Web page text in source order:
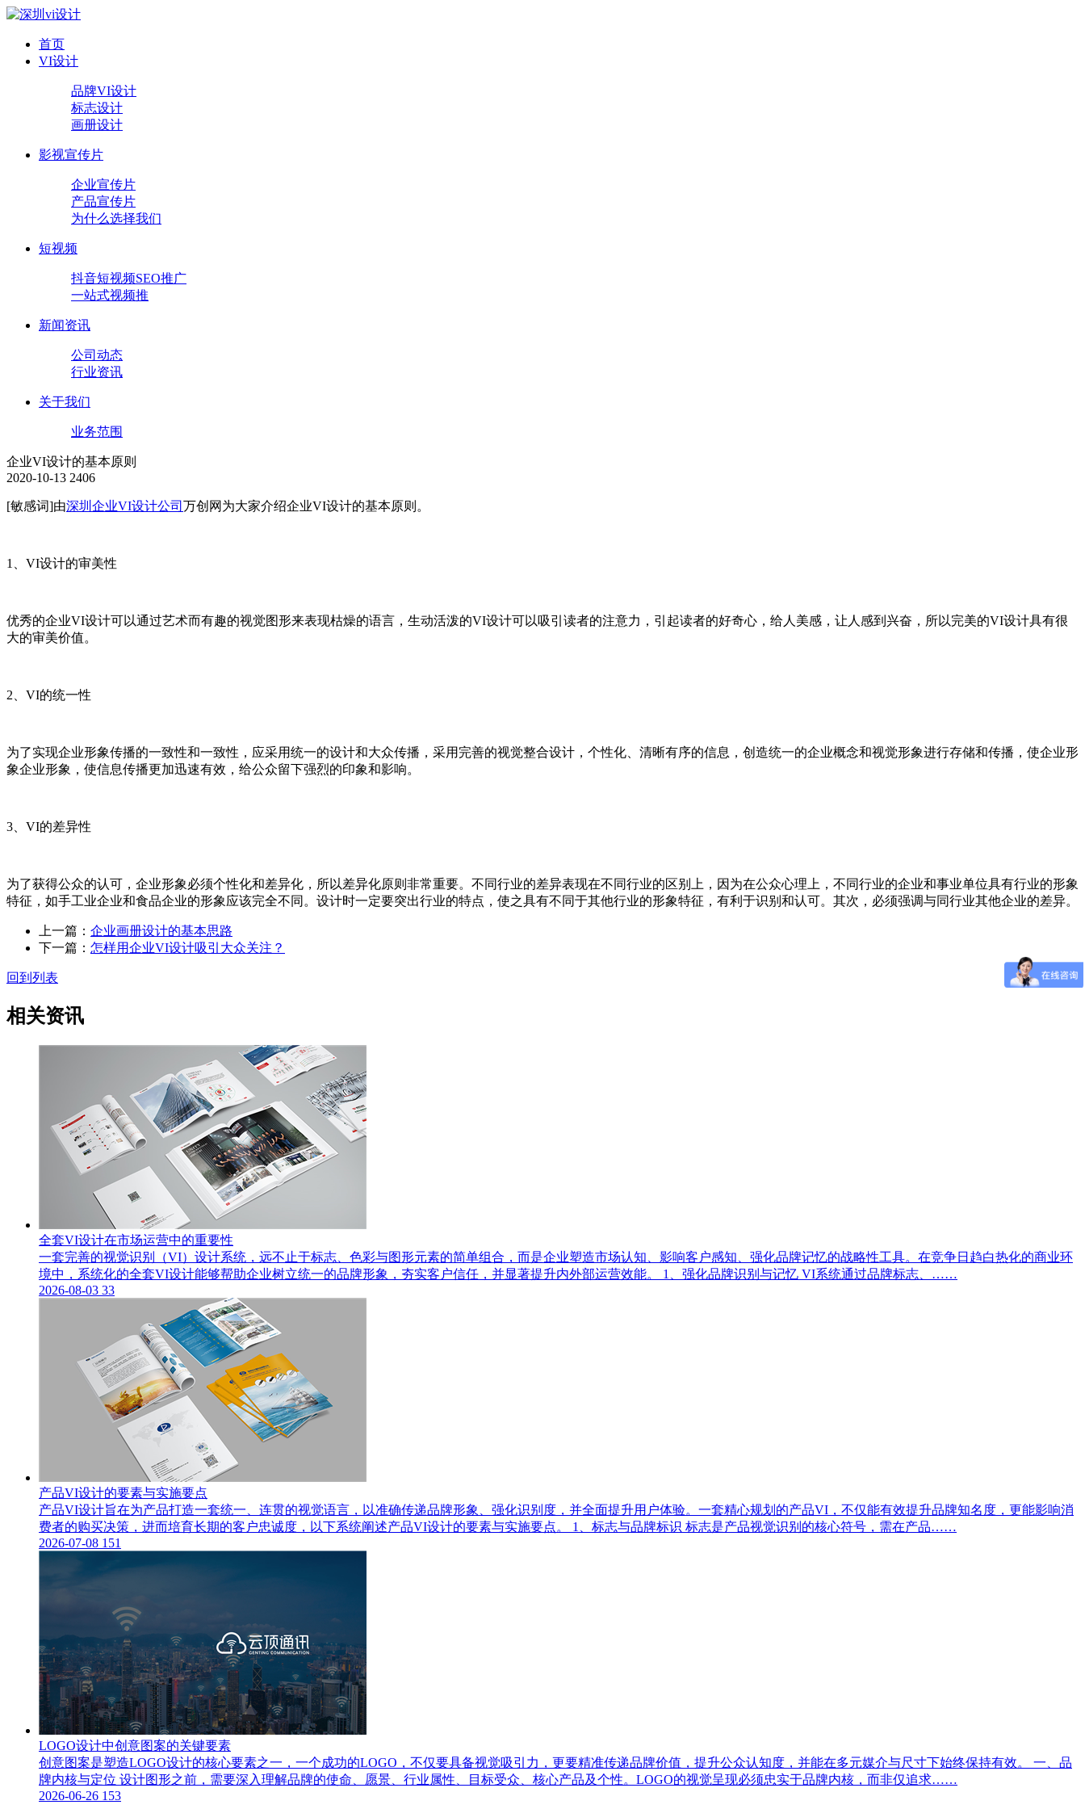
首页
VI设计
品牌VI设计
标志设计
画册设计
影视宣传片
企业宣传片
产品宣传片
为什么选择我们
短视频
抖音短视频SEO推广
一站式视频推
新闻资讯
公司动态
行业资讯
关于我们
业务范围
企业VI设计的基本原则
2020-10-13 2406
[敏感词]由深圳企业VI设计公司 万创网为大家介绍企业VI设计的基本原则。
1、VI设计的审美性
优秀的企业VI设计可以通过艺术而有趣的视觉图形来表现枯燥的语言，生动活泼的VI设计可以吸引读者的注意力，引起读者的好奇心，给人美感，让人感到兴奋，所以完美的VI设计具有很
大的审美价值。
2、VI的统一性
为了实现企业形象传播的一致性和一致性，应采用统一的设计和大众传播，采用完善的视觉整合设计，个性化、清晰有序的信息，创造统一的企业概念和视觉形象进行存储和传播，使企业形
象企业形象，使信息传播更加迅速有效，给公众留下强烈的印象和影响。
3、VI的差异性
为了获得公众的认可，企业形象必须个性化和差异化，所以差异化原则非常重要。不同行业的差异表现在不同行业的区别上，因为在公众心理上，不同行业的企业和事业单位具有行业的形象
特征，如手工业企业和食品企业的形象应该完全不同。设计时一定要突出行业的特点，使之具有不同于其他行业的形象特征，有利于识别和认可。其次，必须强调与同行业其他企业的差异。
上一篇： 企业画册设计的基本思路
下一篇： 怎样用企业VI设计吸引大众关注？
回到列表
相关资讯
全套VI设计在市场运营中的重要性
一套完善的视觉识别（VI）设计系统，远不止于标志、色彩与图形元素的简单组合，而是企业塑造市场认知、影响客户感知、强化品牌记忆的战略性工具。在竞争日趋白热化的商业环
境中，系统化的全套VI设计能够帮助企业树立统一的品牌形象，夯实客户信任，并显著提升内外部运营效能。 1、强化品牌识别与记忆 VI系统通过品牌标志、……
2026-08-03 33
产品VI设计的要素与实施要点
产品VI设计旨在为产品打造一套统一、连贯的视觉语言，以准确传递品牌形象、强化识别度，并全面提升用户体验。一套精心规划的产品VI，不仅能有效提升品牌知名度，更能影响消
费者的购买决策，进而培育长期的客户忠诚度，以下系统阐述产品VI设计的要素与实施要点。 1、标志与品牌标识 标志是产品视觉识别的核心符号，需在产品……
2026-07-08 151
LOGO设计中创意图案的关键要素
创意图案是塑造LOGO设计的核心要素之一，一个成功的LOGO，不仅要具备视觉吸引力，更要精准传递品牌价值，提升公众认知度，并能在多元媒介与尺寸下始终保持有效。 一、品
牌内核与定位 设计图形之前，需要深入理解品牌的使命、愿景、行业属性、目标受众、核心产品及个性。LOGO的视觉呈现必须忠实于品牌内核，而非仅追求……
2026-06-26 153